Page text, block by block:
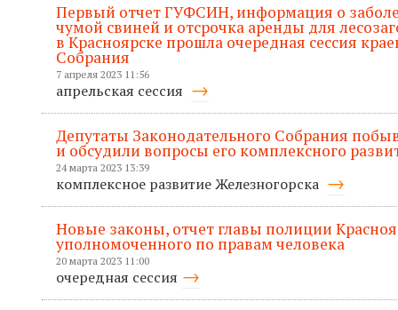
Первый отчет ГУФСИН, информация о
чумой свиней и отсрочка аренды для
в Красноярске прошла очередная сессия
Собрания
7 апреля 2023 11:56
апрельская сессия
Депутаты Законодательного Собрания
и обсудили вопросы его комплексного
24 марта 2023 13:39
комплексное развитие Железногорска
Новые законы, отчет главы полиции
уполномоченного по правам человека
20 марта 2023 11:00
очередная сессия